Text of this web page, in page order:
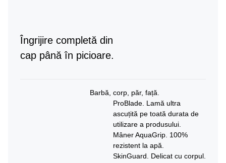
Îngrijire completă din
cap până în picioare.
Barbă, corp, păr, față.
ProBlade. Lamă ultra
ascuțită pe toată durata de
utilizare a produsului.
Mâner AquaGrip. 100%
rezistent la apă.
SkinGuard. Delicat cu corpul.